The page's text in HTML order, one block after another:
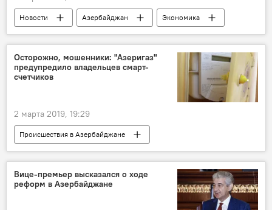
Новости Азербайджан
Экономика
ЖИЗНЬ
Политика
Министерство труда и социальной защиты населения АР
Пособия
Осторожно, мошенники: "Азеригаз"
предупредило владельцев смарт-
счетчиков
2 марта 2019, 19:29
Происшествия в Азербайджане
Азербайджан
Экономика
Новости
Происшествия
ЖИЗНЬ
ПО Azəriqaz
мошенничество
Вице-премьер высказался о ходе
реформ в Азербайджане